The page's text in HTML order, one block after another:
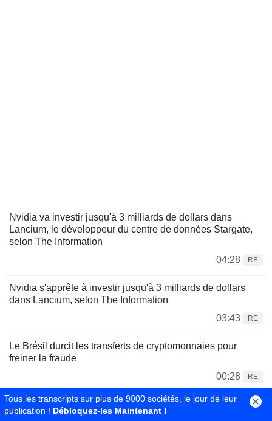
Nvidia va investir jusqu'à 3 milliards de dollars dans
Lancium, le développeur du centre de données Stargate,
selon The Information
04:28
RE
Nvidia s'apprête à investir jusqu'à 3 milliards de dollars
dans Lancium, selon The Information
03:43
RE
Le Brésil durcit les transferts de cryptomonnaies pour
freiner la fraude
00:28
RE
Sila, spécialiste des technologies de batteries, reçoit un
engagement de prêt de 1,4 milliard de dollars du
Tous les transcripts sur plus de 9000 sociétés, le jour de leur
publication ! Débloquez-les Maintenant !